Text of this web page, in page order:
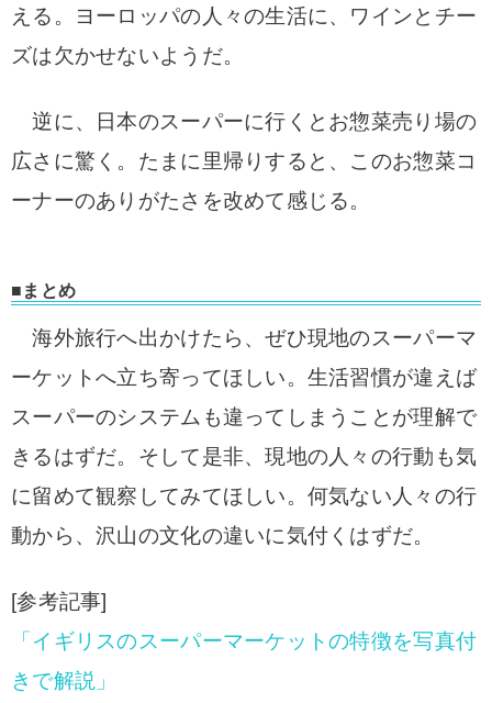
える。ヨーロッパの人々の生活に、ワインとチー
ズは欠かせないようだ。
逆に、日本のスーパーに行くとお惣菜売り場の
広さに驚く。たまに里帰りすると、このお惣菜コ
ーナーのありがたさを改めて感じる。
■まとめ
海外旅行へ出かけたら、ぜひ現地のスーパーマ
ーケットへ立ち寄ってほしい。生活習慣が違えば
スーパーのシステムも違ってしまうことが理解で
きるはずだ。そして是非、現地の人々の行動も気
に留めて観察してみてほしい。何気ない人々の行
動から、沢山の文化の違いに気付くはずだ。
[参考記事]
「イギリスのスーパーマーケットの特徴を写真付
きで解説」